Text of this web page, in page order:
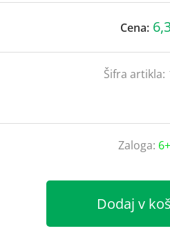
Cena:
Šifra artikla:
Zaloga:
Dodaj v